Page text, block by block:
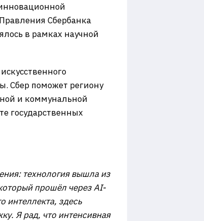
Сбербанка
в рамках научной
Сбер поможет региону
и коммунальной
государственных
технология вышла из
прошёл черезAI-
интеллекта, здесь
Я рад, что интенсивная